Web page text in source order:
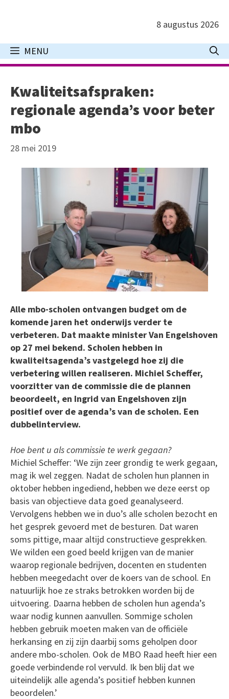
inhoud
8 augustus 2026
MENU
Kwaliteitsafspraken:
regionale agenda’s voor beter
mbo
28 mei 2019
Alle mbo-scholen ontvangen budget om de
komende jaren het onderwijs verder te
verbeteren. Dat maakte minister Van Engelshoven
op 27 mei bekend. Scholen hebben in
kwaliteitsagenda’s vastgelegd hoe zij die
verbetering willen realiseren. Michiel Scheffer,
voorzitter van de commissie die de plannen
beoordeelt, en Ingrid van Engelshoven zijn
positief over de agenda’s van de scholen. Een
dubbelinterview.
Hoe bent u als commissie te werk gegaan?
Michiel Scheffer: ‘We zijn zeer grondig te werk gegaan,
mag ik wel zeggen. Nadat de scholen hun plannen in
oktober hebben ingediend, hebben we deze eerst op
basis van objectieve data goed geanalyseerd.
Vervolgens hebben we in duo’s alle scholen bezocht en
het gesprek gevoerd met de besturen. Dat waren
soms pittige, maar altijd constructieve gesprekken.
We wilden een goed beeld krijgen van de manier
waarop regionale bedrijven, docenten en studenten
hebben meegedacht over de koers van de school. En
natuurlijk hoe ze straks betrokken worden bij de
uitvoering. Daarna hebben de scholen hun agenda’s
waar nodig kunnen aanvullen. Sommige scholen
hebben gebruik moeten maken van de officiële
herkansing en zij zijn daarbij soms geholpen door
andere mbo-scholen. Ook de MBO Raad heeft hier een
goede verbindende rol vervuld. Ik ben blij dat we
uiteindelijk alle agenda’s positief hebben kunnen
beoordelen.’